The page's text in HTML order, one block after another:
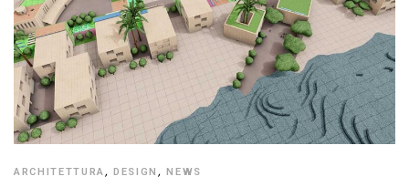
ARCHITETTURA,DESIGN,NEWS